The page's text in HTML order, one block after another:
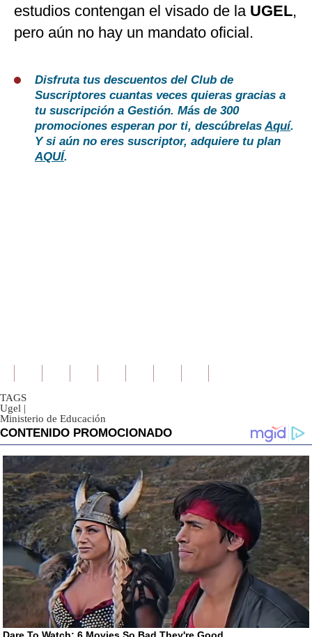
estudios contengan el visado de la UGEL,
pero aún no hay un mandato oficial.
Disfruta tus descuentos del Club de
Suscriptores cuantas veces quieras gracias a
tu suscripción a Gestión. Más de 300
promociones esperan por ti, descúbrelasAquí.
Y si aún no eres suscriptor, adquiere tu plan
AQUÍ.
TAGS
Ugel |
Ministerio de Educación